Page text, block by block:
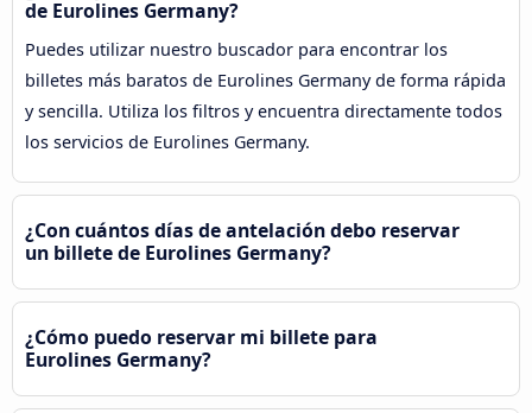
de Eurolines Germany?
Puedes utilizar nuestro buscador para encontrar los
billetes más baratos de Eurolines Germany de forma rápida
y sencilla. Utiliza los filtros y encuentra directamente todos
los servicios de Eurolines Germany.
¿Con cuántos días de antelación debo reservar
un billete de Eurolines Germany?
¿Cómo puedo reservar mi billete para
Eurolines Germany?